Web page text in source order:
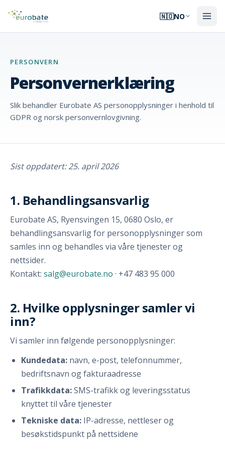
🇳🇴NO
PERSONVERN
Personvernerklæring
Slik behandler Eurobate AS personopplysninger i henhold til
GDPR og norsk personvernlovgivning.
Sist oppdatert: 25. april 2026
1. Behandlingsansvarlig
Eurobate AS, Ryensvingen 15, 0680 Oslo, er
behandlingsansvarlig for personopplysninger som
samles inn og behandles via våre tjenester og
nettsider.
Kontakt: salg@eurobate.no · +47 483 95 000
2. Hvilke opplysninger samler vi
inn?
Vi samler inn følgende personopplysninger:
Kundedata: navn, e-post, telefonnummer,
bedriftsnavn og fakturaadresse
Trafikkdata:SMS-trafikk og leveringsstatus
knyttet til våre tjenester
Tekniske data: IP-adresse, nettleser og
besøkstidspunkt på nettsidene